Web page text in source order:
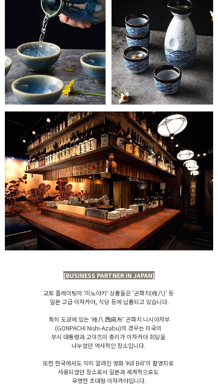
[BUSINESS PARTNER IN JAPAN]
교토 플레이팅의 '미노야키' 상품들은 '곤파치(権八)' 등
일본 고급 이자카야, 식당 등에 납품되고 있습니다.
특히 도쿄에 있는 '権八 西麻布' 곤파치 니시아자부
(GONPACHI Nishi-Azabu)의 경우는 미국의
부시 대통령과 고이즈미 총리가 이자카야 회담을
나누었던 역사적인 장소입니다.
또한 한국에서도 익히 알려진 영화 'Kill Bill'의 촬영지로
사용되었던 장소로서 일본과 세계적으로도
유명한 초대형 이자카야입니다.